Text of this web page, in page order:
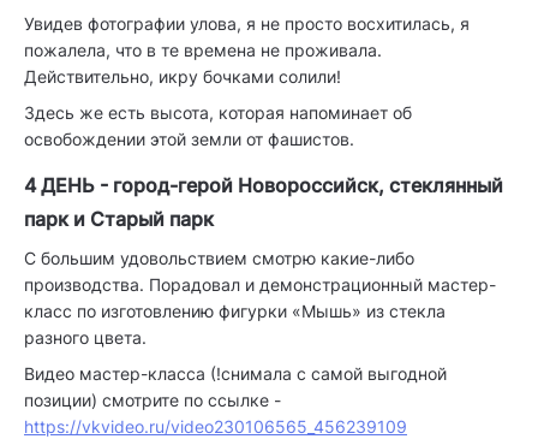
Увидев фотографии улова, я не просто восхитилась, я
пожалела, что в те времена не проживала.
Действительно, икру бочками солили!
Здесь же есть высота, которая напоминает об
освобождении этой земли от фашистов.
4 ДЕНЬ - город-герой Новороссийск, стеклянный
парк и Старый парк
С большим удовольствием смотрю какие-либо
производства. Порадовал и демонстрационный мастер-
класс по изготовлению фигурки «Мышь» из стекла
разного цвета.
Видео мастер-класса (!снимала с самой выгодной
позиции) смотрите по ссылке -
https://vkvideo.ru/video230106565_456239109